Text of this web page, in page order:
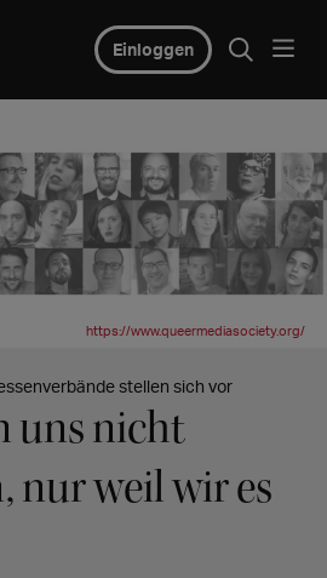
Einloggen
https://www.queermediasociety.org/
stellen sich vor
uns nicht
nur weil wir es